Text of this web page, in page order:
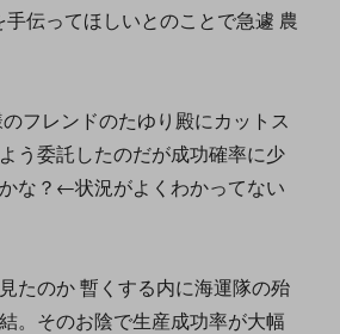
伝ってほしいとのことで急遽 農
フレンドのたゆり殿にカットス
う委託したのだが成功確率に少
な？←状況がよくわかってない
たのか 暫くする内に海運隊の殆
。そのお陰で生産成功率が大幅